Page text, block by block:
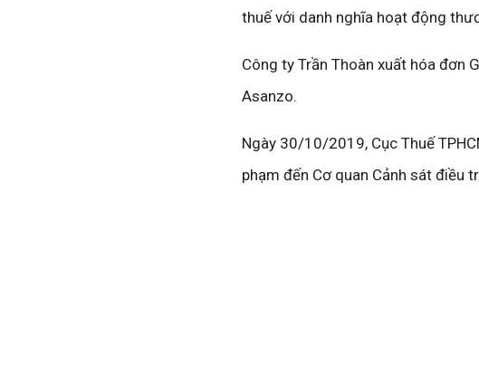
thuế với danh nghĩa hoạt động
Công ty Trần Thoàn xuất hóa đơn
Asanzo.
Ngày 30/10/2019, Cục Thuế
phạm đến Cơ quan Cảnh sát điều